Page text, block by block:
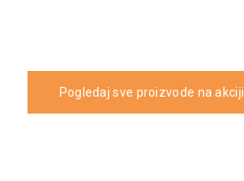
Pogledaj sve proizvode na akciji